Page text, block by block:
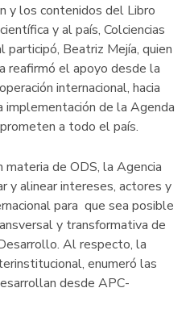
y los contenidos del Libro
y al país, Colciencias
participó, Beatriz Mejía, quien
reafirmó el apoyo desde la
internacional, hacia
de la Agenda
a todo el país.
de ODS, la Agencia
y alinear intereses, actores y
para que sea posible
y transformativa de
Al respecto, la
enumeró las
desde APC-